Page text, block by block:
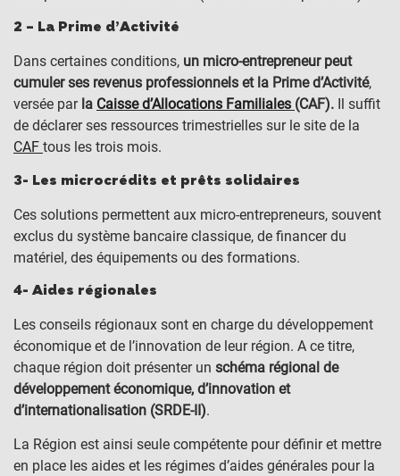
2 – La Prime d’Activité
Dans certaines conditions, un micro-entrepreneur peut
cumuler ses revenus professionnels et la Prime d’Activité,
versée par la Caisse d’Allocations Familiales (CAF). Il suffit
de déclarer ses ressources trimestrielles sur le site de la
CAF tous les trois mois.
3- Les microcrédits et prêts solidaires
Ces solutions permettent aux micro-entrepreneurs, souvent
exclus du système bancaire classique, de financer du
matériel, des équipements ou des formations.
4- Aides régionales
Les conseils régionaux sont en charge du développement
économique et de l’innovation de leur région. A ce titre,
chaque région doit présenter un schéma régional de
développement économique, d’innovation et
d’internationalisation (SRDE-II).
La Région est ainsi seule compétente pour définir et mettre
en place les aides et les régimes d’aides générales pour la